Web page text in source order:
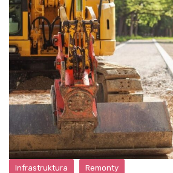
Infrastruktura Remonty